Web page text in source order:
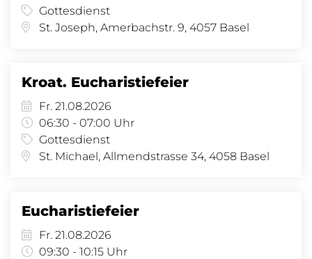
Gottesdienst
St. Joseph, Amerbachstr. 9, 4057 Basel
Kroat. Eucharistiefeier
Fr. 21.08.2026
06:30 - 07:00 Uhr
Gottesdienst
St. Michael, Allmendstrasse 34, 4058 Basel
Eucharistiefeier
Fr. 21.08.2026
09:30 - 10:15 Uhr